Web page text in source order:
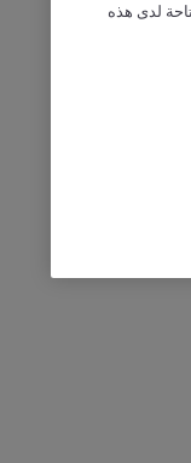
لدى هذه